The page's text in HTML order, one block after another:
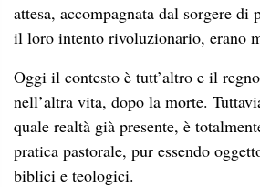
attesa, accompagnata dal sorgere di
il loro intento rivoluzionario, erano
Oggi il contesto è tutt’altro e il
nell’altra vita, dopo la morte.
quale realtà già presente, è
pratica pastorale, pur essendo
biblici e teologici.